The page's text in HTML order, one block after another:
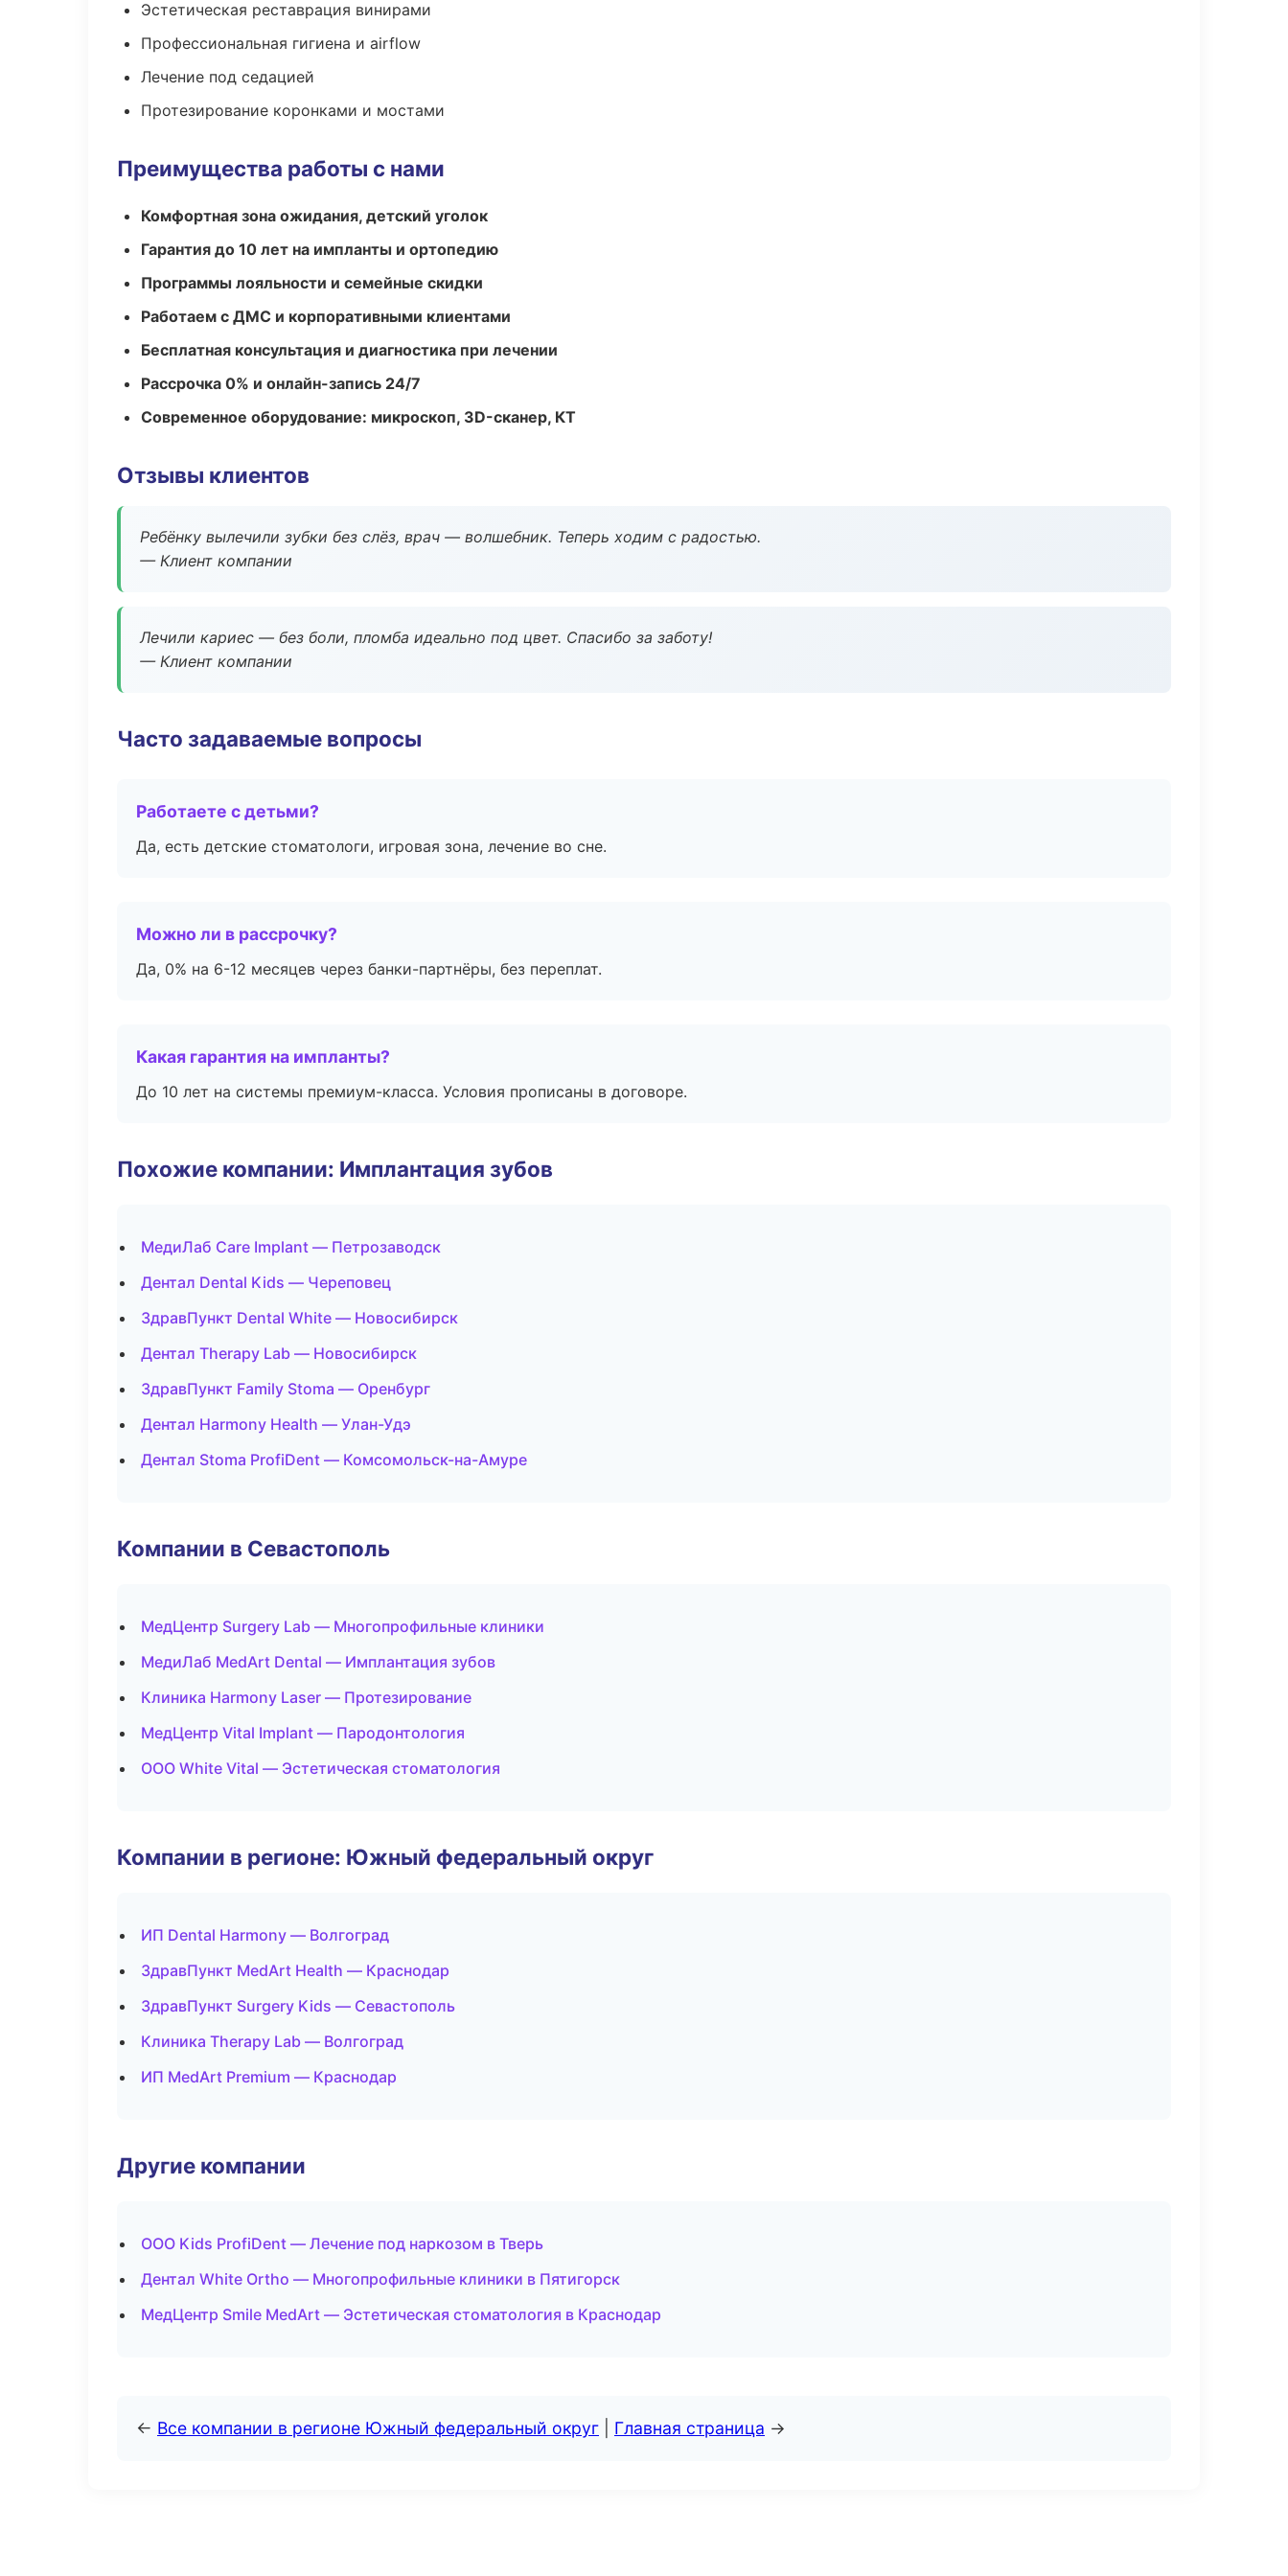
Эстетическая реставрация винирами
Профессиональная гигиена и airflow
Лечение под седацией
Протезирование коронками и мостами
Преимущества работы с нами
Комфортная зона ожидания, детский уголок
Гарантия до 10 лет на импланты и ортопедию
Программы лояльности и семейные скидки
Работаем с ДМС и корпоративными клиентами
Бесплатная консультация и диагностика при лечении
Рассрочка 0% и онлайн-запись 24/7
Современное оборудование: микроскоп, 3D-сканер, КТ
Отзывы клиентов
Ребёнку вылечили зубки без слёз, врач — волшебник. Теперь ходим с радостью.
— Клиент компании
Лечили кариес — без боли, пломба идеально под цвет. Спасибо за заботу!
— Клиент компании
Часто задаваемые вопросы
Работаете с детьми?
Да, есть детские стоматологи, игровая зона, лечение во сне.
Можно ли в рассрочку?
Да, 0% на 6-12 месяцев через банки-партнёры, без переплат.
Какая гарантия на импланты?
До 10 лет на системы премиум-класса. Условия прописаны в договоре.
Похожие компании: Имплантация зубов
МедиЛаб Care Implant — Петрозаводск
Дентал Dental Kids — Череповец
ЗдравПункт Dental White — Новосибирск
Дентал Therapy Lab — Новосибирск
ЗдравПункт Family Stoma — Оренбург
Дентал Harmony Health — Улан-Удэ
Дентал Stoma ProfiDent — Комсомольск-на-Амуре
Компании в Севастополь
МедЦентр Surgery Lab — Многопрофильные клиники
МедиЛаб MedArt Dental — Имплантация зубов
Клиника Harmony Laser — Протезирование
МедЦентр Vital Implant — Пародонтология
ООО White Vital — Эстетическая стоматология
Компании в регионе: Южный федеральный округ
ИП Dental Harmony — Волгоград
ЗдравПункт MedArt Health — Краснодар
ЗдравПункт Surgery Kids — Севастополь
Клиника Therapy Lab — Волгоград
ИП MedArt Premium — Краснодар
Другие компании
ООО Kids ProfiDent — Лечение под наркозом в Тверь
Дентал White Ortho — Многопрофильные клиники в Пятигорск
МедЦентр Smile MedArt — Эстетическая стоматология в Краснодар
← Все компании в регионе Южный федеральный округ Главная страница →